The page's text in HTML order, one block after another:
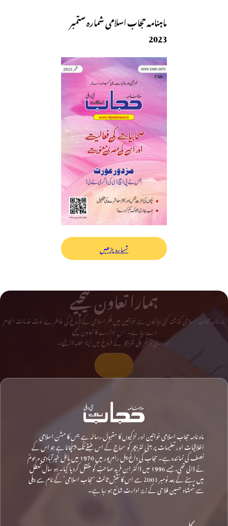
ماہنامہ حجاب اسلامی شمارہ ستمبر
2023
شمارہ پڑھیں
ہمارا تعاون کیجیے
ماہ نامہ حجاب اسلامی گذشتہ کئی دہائیوں سے خواتین میں فکر اسلامی کے فروغ کی خاطر بے لوث خدمات انجام
دے رہا ہے۔ اس ادارے کا تعاون کیجیے
اور دینی و تحریکی لٹریچر کے فروغ میں اپنا حصہ ڈالیے۔
ماہ نامہ حجاب اسلامی خواتین اور لڑکیوں کا مقبول رسالہ ہے جس کا مشن اسلامی
اخلاقیات اور تعلیمات پر مبنی لٹریچر کو سماج کے اس طبقے تک پہنچانا ہے جو اس کے
نصف کی نمائندہ ہے۔ حجاب کی داغ بیل رام پور میں 1970 میں مائل خیرآبادی مرحومؒ
نے ڈالی تھی، جسے 1996 میں ڈاکٹر ابن فرید صاحبؒ کو منتقل کردیا گیا۔ دو سال تعطل
میں رہنے کے بعد نومبر 2003 سے اس کا نقشِ ثالث ‘حجاب اسلامی’ کے نام سے دہلی
سے شمشاد حسین فلاحی کے زیرِ ادارت شائع ہو رہا ہے۔